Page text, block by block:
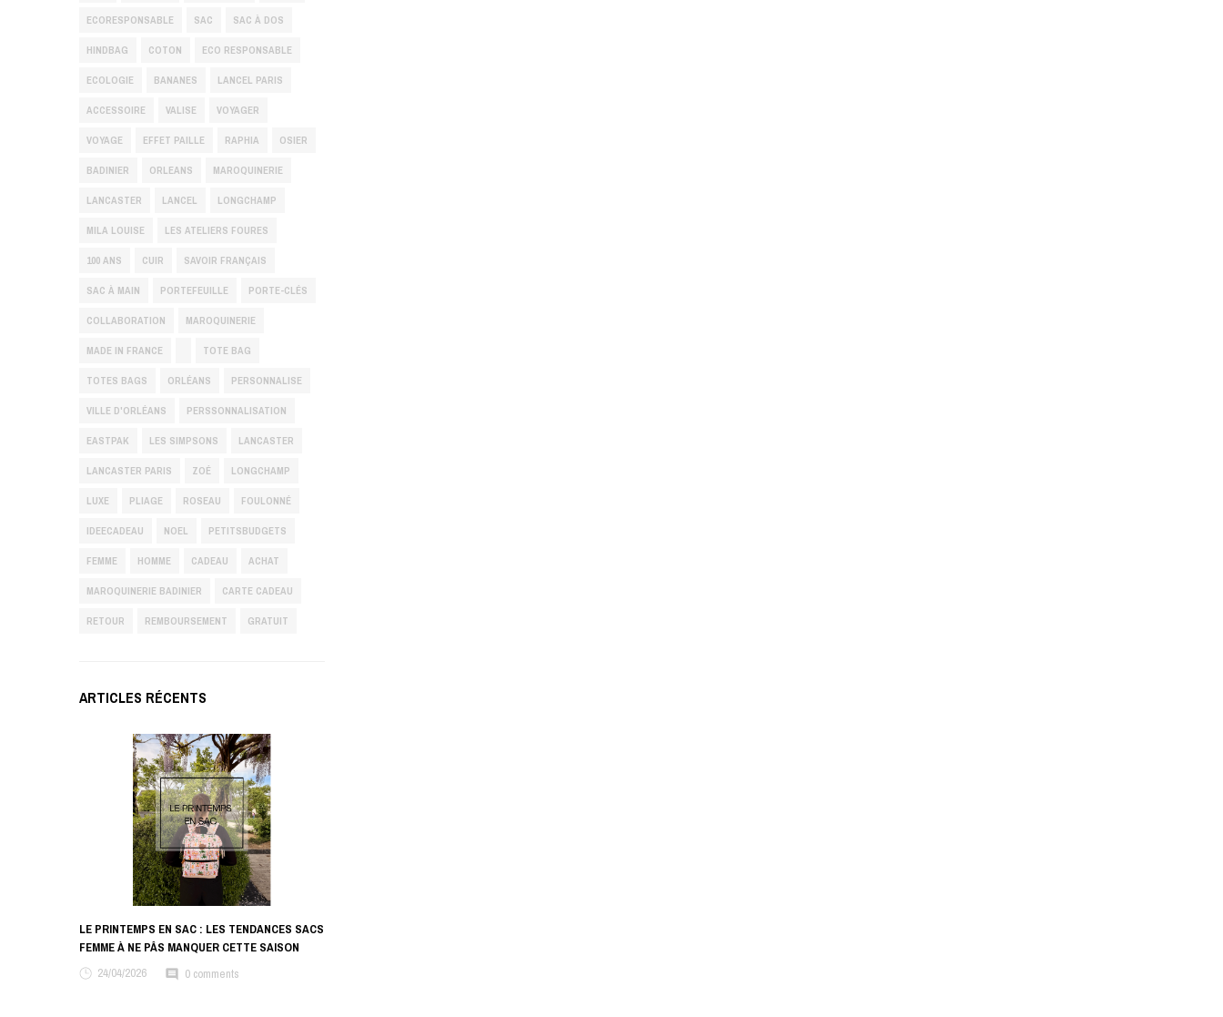
ECORESPONSABLE SAC SAC À DOS
HINDBAG COTON ECO RESPONSABLE
ECOLOGIE BANANES LANCEL PARIS
ACCESSOIRE VALISE VOYAGER
VOYAGE EFFET PAILLE RAPHIA OSIER
BADINIER ORLEANS MAROQUINERIE
LANCASTER LANCEL LONGCHAMP
MILA LOUISE LES ATELIERS FOURES
100 ANS CUIR SAVOIR FRANÇAIS
SAC À MAIN PORTEFEUILLE PORTE-CLÉS
COLLABORATION MAROQUINERIE
MADE IN FRANCE TOTE BAG
TOTES BAGS ORLÉANS PERSONNALISE
VILLE D'ORLÉANS PERSSONNALISATION
EASTPAK LES SIMPSONS LANCASTER
LANCASTER PARIS ZOÉ LONGCHAMP
LUXE PLIAGE ROSEAU FOULONNÉ
IDEECADEAU NOEL PETITSBUDGETS
FEMME HOMME CADEAU ACHAT
MAROQUINERIE BADINIER CARTE CADEAU
RETOUR REMBOURSEMENT GRATUIT
ARTICLES RÉCENTS
LE PRINTEMPS EN SAC : LES TENDANCES SACS
FEMME À NE PÂS MANQUER CETTE SAISON
24/04/2026
comment 0 comments